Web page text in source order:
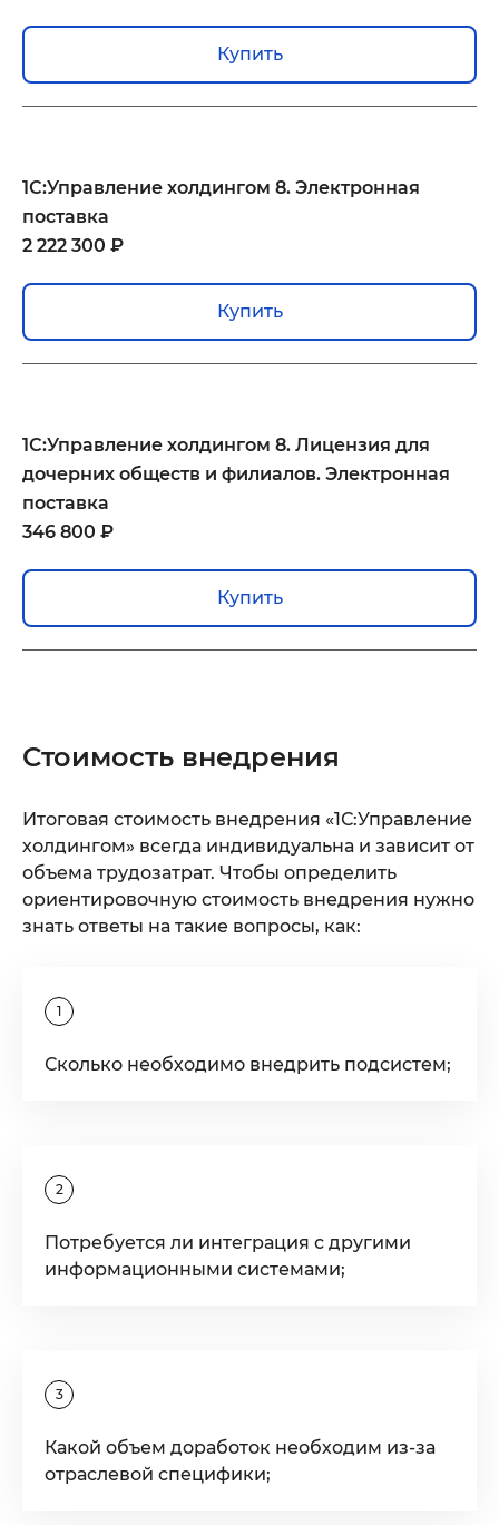
Купить
1С:Управление холдингом 8. Электронная
поставка
2 222 300 ₽
Купить
1С:Управление холдингом 8. Лицензия для
дочерних обществ и филиалов. Электронная
поставка
346 800 ₽
Купить
Стоимость внедрения
Итоговая стоимость внедрения «1С:Управление
холдингом» всегда индивидуальна и зависит от
объема трудозатрат. Чтобы определить
ориентировочную стоимость внедрения нужно
знать ответы на такие вопросы, как:
1
Сколько необходимо внедрить подсистем;
2
Потребуется ли интеграция с другими
информационными системами;
3
Какой объем доработок необходим из-за
отраслевой специфики;